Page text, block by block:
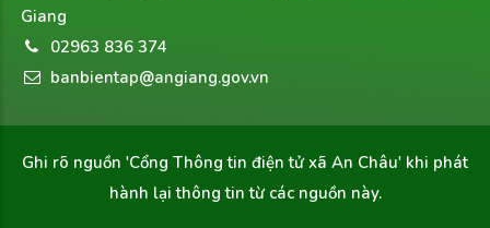
Giang
02963 836 374
banbientap@angiang.gov.vn
Ghi rõ nguồn 'Cổng Thông tin điện tử xã An Châu' khi phát
hành lại thông tin từ các nguồn này.